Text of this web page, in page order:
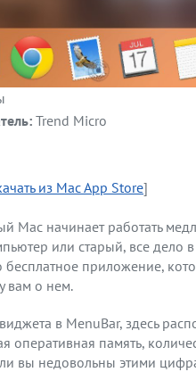
Trend Micro
из Mac App Store]
Mac начинает работать
или старый, все дело
бесплатное приложение,
вам о нем.
в MenuBar, здесь
оперативная память,
вы недовольны этими